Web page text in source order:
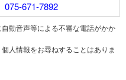
075-671-7892
動音声等による不審な電話がかか
人情報をお尋ねすることはありま